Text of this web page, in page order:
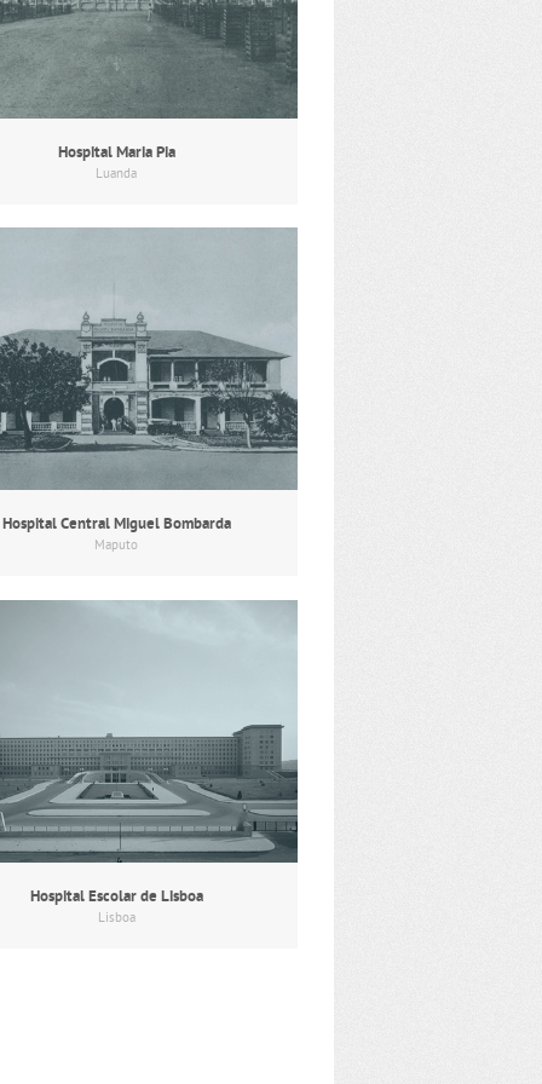
Hospital Maria Pia
Luanda
Hospital Central Miguel Bombarda
Maputo
Hospital Escolar de Lisboa
Lisboa